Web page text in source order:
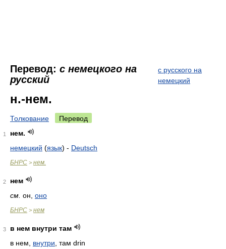
Перевод: с немецкого на
русский
с русского на
немецкий
н.-нем.
Толкование Перевод
1
нем.
немецкий (язык) - Deutsch
БНРС > нем.
2
нем
см. он оно
БНРС > нем
3
в нем внутри там
в нем, внутри , там drin